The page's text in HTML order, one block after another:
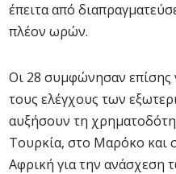
έπειτα από
πλέον ωρών.
Οι 28 συμφώνησαν
τους ελέγχους των
αυξήσουν τη
Τουρκία, στο Μαρόκο και
Αφρική για την ανάσχεση